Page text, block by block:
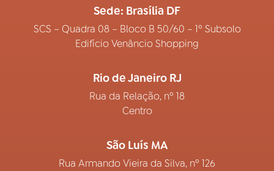
Sede: Brasília DF
SCS – Quadra 08 – Bloco B 50/60 – 1º Subsolo
Edifício Venâncio Shopping
Rio de Janeiro RJ
Rua da Relação, nº 18
Centro
São Luís MA
Rua Armando Vieira da Silva, nº 126